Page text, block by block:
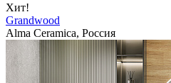
Хит!
Grandwood
Alma Ceramica, Россия